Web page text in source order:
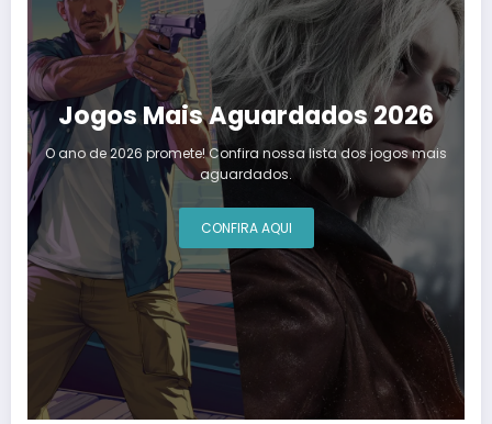
Jogos Mais Aguardados 2026
O ano de 2026 promete! Confira nossa lista dos jogos mais
aguardados.
CONFIRA AQUI